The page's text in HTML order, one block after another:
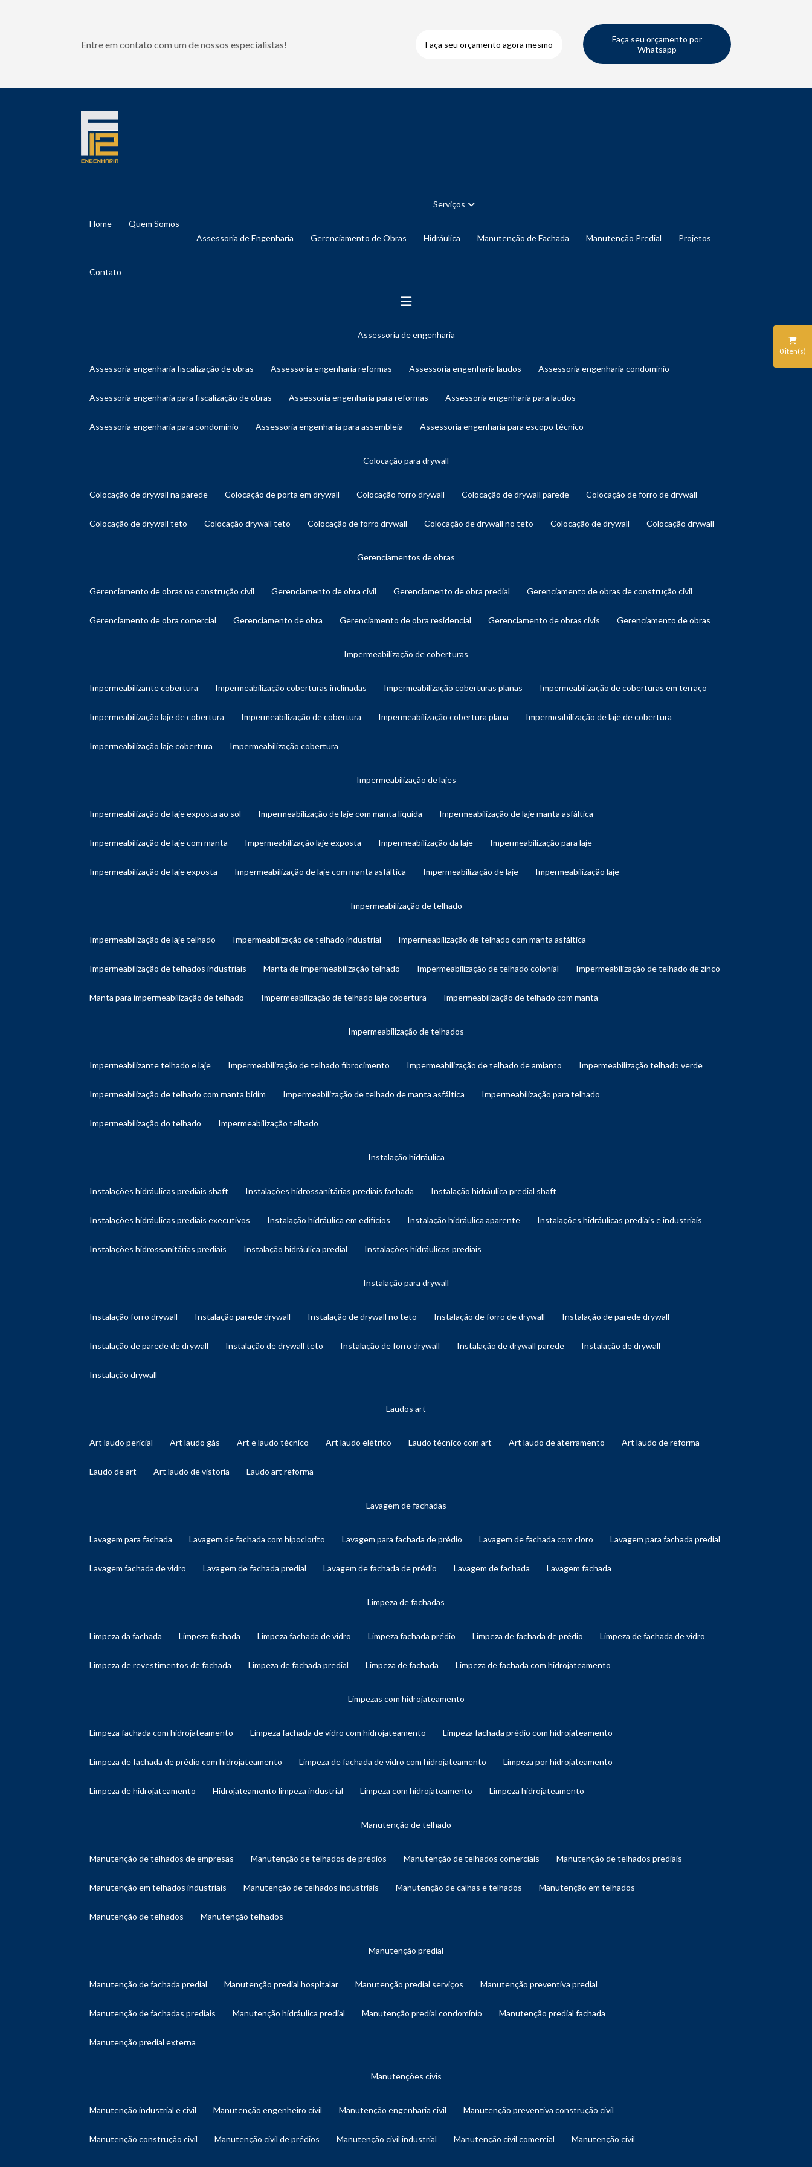
Entre em contato com um de nossos especialistas! Faça seu orçamento agora mesmo
Faça seu orçamento por
Whatsapp
Home Quem Somos
Serviços
Assessoria de Engenharia Gerenciamento de Obras Hidráulica Manutenção de Fachada Manutenção Predial Projetos
Contato
assessoria de engenharia
assessoria engenharia fiscalização de obras assessoria engenharia reformas assessoria engenharia laudos assessoria engenharia condomínio
assessoria engenharia para fiscalização de obras assessoria engenharia para reformas assessoria engenharia para laudos
assessoria engenharia para condomínio assessoria engenharia para assembleia assessoria engenharia para escopo técnico
colocação para drywall
colocação de drywall na parede colocação de porta em drywall colocação forro drywall colocação de drywall parede colocação de forro de drywall
colocação de drywall teto colocação drywall teto colocação de forro drywall colocação de drywall no teto colocação de drywall colocação drywall
gerenciamentos de obras
gerenciamento de obras na construção civil gerenciamento de obra civil gerenciamento de obra predial gerenciamento de obras de construção civil
gerenciamento de obra comercial gerenciamento de obra gerenciamento de obra residencial gerenciamento de obras civis gerenciamento de obras
impermeabilização de coberturas
impermeabilizante cobertura impermeabilização coberturas inclinadas impermeabilização coberturas planas impermeabilização de coberturas em terraço
impermeabilização laje de cobertura impermeabilização de cobertura impermeabilização cobertura plana impermeabilização de laje de cobertura
impermeabilização laje cobertura impermeabilização cobertura
impermeabilização de lajes
impermeabilização de laje exposta ao sol impermeabilização de laje com manta líquida impermeabilização de laje manta asfáltica
impermeabilização de laje com manta impermeabilização laje exposta impermeabilização da laje impermeabilização para laje
impermeabilização de laje exposta impermeabilização de laje com manta asfáltica impermeabilização de laje impermeabilização laje
impermeabilização de telhado
impermeabilização de laje telhado impermeabilização de telhado industrial impermeabilização de telhado com manta asfáltica
impermeabilização de telhados industriais manta de impermeabilização telhado impermeabilização de telhado colonial impermeabilização de telhado de zinco
manta para impermeabilização de telhado impermeabilização de telhado laje cobertura impermeabilização de telhado com manta
impermeabilização de telhados
impermeabilizante telhado e laje impermeabilização de telhado fibrocimento impermeabilização de telhado de amianto impermeabilização telhado verde
impermeabilização de telhado com manta bidim impermeabilização de telhado de manta asfáltica impermeabilização para telhado
impermeabilização do telhado impermeabilização telhado
instalação hidráulica
instalações hidráulicas prediais shaft instalações hidrossanitárias prediais fachada instalação hidráulica predial shaft
instalações hidráulicas prediais executivos instalação hidráulica em edifícios instalação hidráulica aparente instalações hidráulicas prediais e industriais
instalações hidrossanitárias prediais instalação hidráulica predial instalações hidráulicas prediais
instalação para drywall
instalação forro drywall instalação parede drywall instalação de drywall no teto instalação de forro de drywall instalação de parede drywall
instalação de parede de drywall instalação de drywall teto instalação de forro drywall instalação de drywall parede instalação de drywall
instalação drywall
laudos art
art laudo pericial art laudo gás art e laudo técnico art laudo elétrico laudo técnico com art art laudo de aterramento art laudo de reforma
laudo de art art laudo de vistoria laudo art reforma
lavagem de fachadas
lavagem para fachada lavagem de fachada com hipoclorito lavagem para fachada de prédio lavagem de fachada com cloro lavagem para fachada predial
lavagem fachada de vidro lavagem de fachada predial lavagem de fachada de prédio lavagem de fachada lavagem fachada
limpeza de fachadas
limpeza da fachada limpeza fachada limpeza fachada de vidro limpeza fachada prédio limpeza de fachada de prédio limpeza de fachada de vidro
limpeza de revestimentos de fachada limpeza de fachada predial limpeza de fachada limpeza de fachada com hidrojateamento
limpezas com hidrojateamento
limpeza fachada com hidrojateamento limpeza fachada de vidro com hidrojateamento limpeza fachada prédio com hidrojateamento
limpeza de fachada de prédio com hidrojateamento limpeza de fachada de vidro com hidrojateamento limpeza por hidrojateamento
limpeza de hidrojateamento hidrojateamento limpeza industrial limpeza com hidrojateamento limpeza hidrojateamento
manutenção de telhado
manutenção de telhados de empresas manutenção de telhados de prédios manutenção de telhados comerciais manutenção de telhados prediais
manutenção em telhados industriais manutenção de telhados industriais manutenção de calhas e telhados manutenção em telhados
manutenção de telhados manutenção telhados
manutenção predial
manutenção de fachada predial manutenção predial hospitalar manutenção predial serviços manutenção preventiva predial
manutenção de fachadas prediais manutenção hidráulica predial manutenção predial condomínio manutenção predial fachada
manutenção predial externa
manutenções civis
manutenção industrial e civil manutenção engenheiro civil manutenção engenharia civil manutenção preventiva construção civil
manutenção construção civil manutenção civil de prédios manutenção civil industrial manutenção civil comercial manutenção civil
0iten(s)